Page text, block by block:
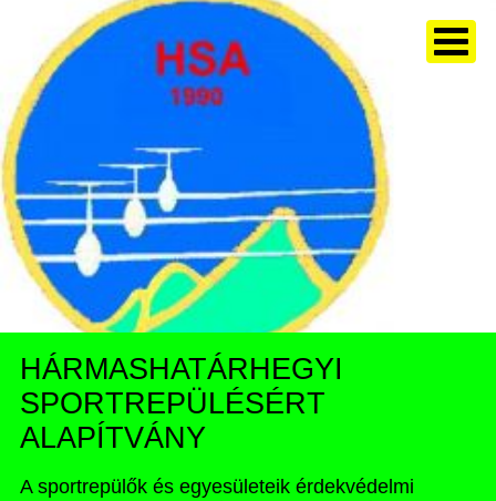
HÁRMASHATÁRHEGYI
SPORTREPÜLÉSÉRT
ALAPÍTVÁNY
A sportrepülők és egyesületeik érdekvédelmi